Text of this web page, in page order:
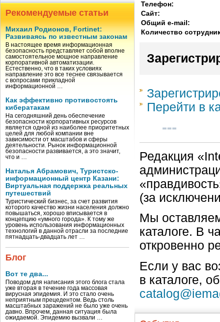
Рекомендуемые статьи
Михаил Родионов, Fortinet:
Развиваясь по известным законам
В настоящее время информационная
безопасность представляет собой вполне
самостоятельное мощное направление
корпоративной автоматизации.
Естественно, что в таких условиях
направление это все теснее связывается
с вопросами прикладной
информационной …
Как эффективно противостоять
кибератакам
На сегодняшний день обеспечение
безопасности корпоративных ресурсов
является одной из наиболее приоритетных
целей для любой компании вне
зависимости от масштабов и сферы
деятельности. Рынок информационной
безопасности развивается, а это значит,
что и …
Наталья Абрамович, Туристско-
информационный центр Казани:
Виртуальная поддержка реальных
путешествий
Туристический бизнес, за счет развития
которого качество жизни населения должно
повышаться, хорошо вписывается в
концепцию «умного города». К тому же
уровень использования информационных
технологий в данной отрасли за последние
пятнадцать-двадцать лет …
Блог
Вот те два...
Поводом для написания этого блога стала
уже вторая в течение года массовая
вирусная эпидемия. И это стало очень
неприятным прецедентом. Ведь столь
масштабных заражений не было уже очень
давно. Впрочем, данная ситуация была
ожидаемой. Эпидемию вызвали …
Телефон:
Сайт:
Общий e-mail:
Количество
Перейти в
Редакция
(за
Мы
каталоге. В
откровенно
Если у вас
в каталоге,